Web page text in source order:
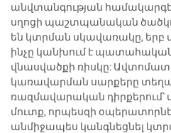
անվտանգության
սղոցի պաշտպանական
են կտրման սկավառակը, երբ
ինչը կանխում է պատահական
վնասվածքի ռիսկը:
կառավարման սարքերը
ռազմավարական
մուտք, որպեսզի
անմիջապես կանգնեցնել